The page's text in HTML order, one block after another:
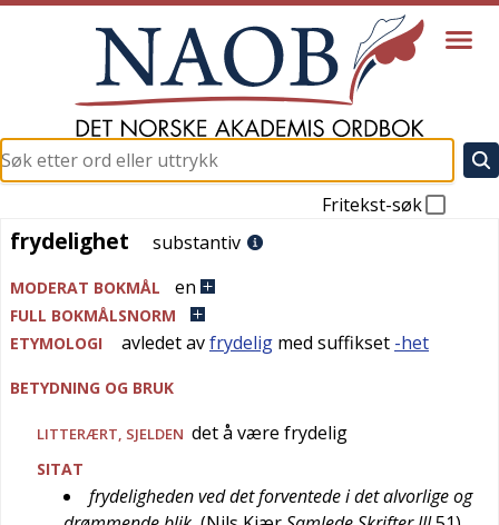
Fritekst-søk
frydelighet
frydelighet substantiv
MODERAT BOKMÅL en
FULL BOKMÅLSNORM
ETYMOLOGI
avledet avfrydelig med suffikset -het
BETYDNING OG BRUK
LITTERÆRT, SJELDEN det å være frydelig
SITAT
frydeligheden ved det forventede i det alvorlige og